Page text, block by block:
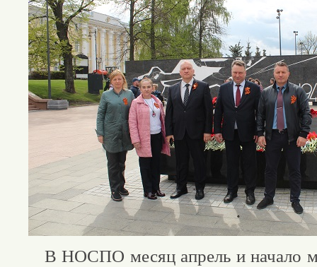
В НОСПО месяц апрель и начало